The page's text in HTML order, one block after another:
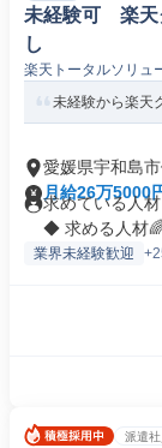
未経験可 楽
し
楽天トータルソリュ
未経験から楽天
愛媛県宇和島
月給26万5000
求めてい
◆ 求める人
業界未経験歓迎
派遣社